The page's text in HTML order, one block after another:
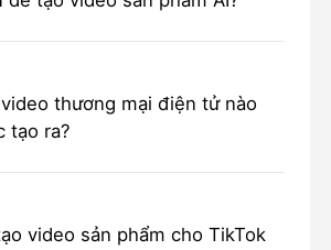
thương mại điện tử nào
tạo ra?
video sản phẩm cho TikTok